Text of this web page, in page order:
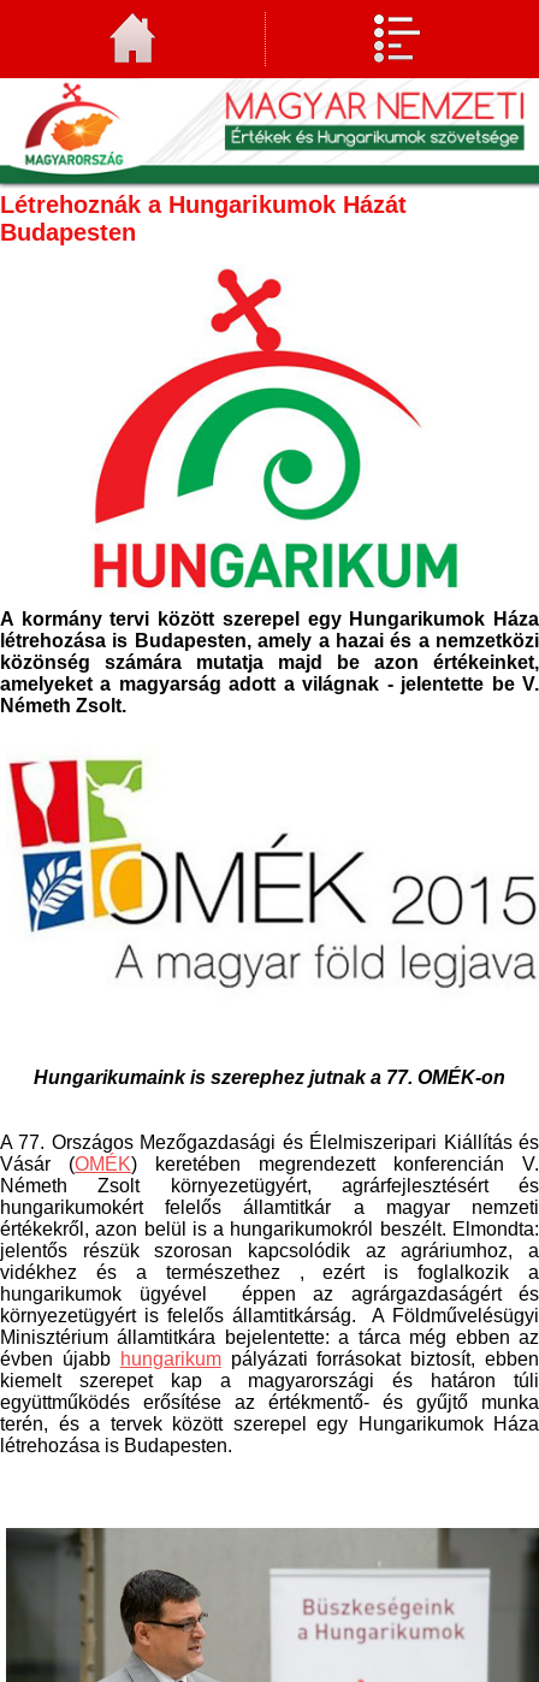
Létrehoznák a Hungarikumok Házát
Budapesten
A kormány tervi között szerepel egy Hungarikumok Háza
létrehozása is Budapesten, amely a hazai és a nemzetközi
közönség számára mutatja majd be azon értékeinket,
amelyeket a magyarság adott a világnak - jelentette be V.
Németh Zsolt.
Hungarikumaink is szerephez jutnak a 77. OMÉK-on
A 77. Országos Mezőgazdasági és Élelmiszeripari Kiállítás és
Vásár (OMÉK) keretében megrendezett konferencián V.
Németh Zsolt környezetügyért, agrárfejlesztésért és
hungarikumokért felelős államtitkár a magyar nemzeti
értékekről, azon belül is a hungarikumokról beszélt. Elmondta:
jelentős részük szorosan kapcsolódik az agráriumhoz, a
vidékhez és a természethez , ezért is foglalkozik a
hungarikumok ügyével éppen az agrárgazdaságért és
környezetügyért is felelős államtitkárság. A Földművelésügyi
Minisztérium államtitkára bejelentette: a tárca még ebben az
évben újabb hungarikumpályázati forrásokat biztosít, ebben
kiemelt szerepet kap a magyarországi és határon túli
együttműködés erősítése az értékmentő- és gyűjtő munka
terén, és a tervek között szerepel egy Hungarikumok Háza
létrehozása is Budapesten.